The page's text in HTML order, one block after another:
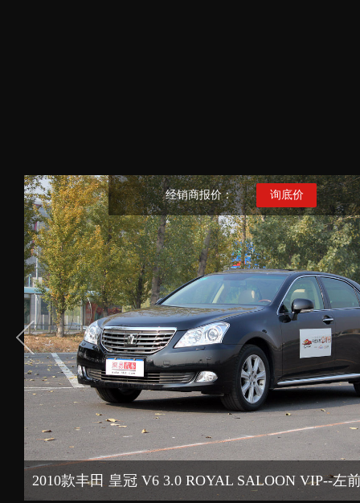
经销商报价： 询底价
2010款丰田 皇冠 V6 3.0 ROYAL SALOON VIP--左